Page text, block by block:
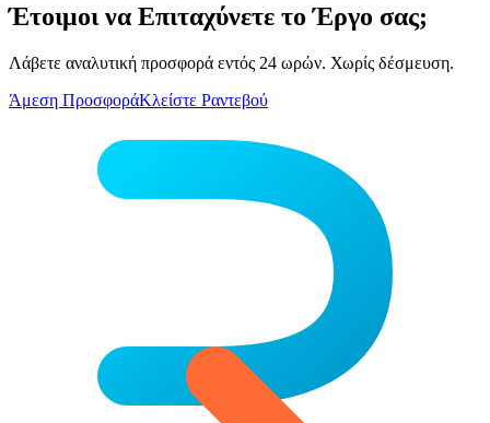
Έτοιμοι να Επιταχύνετε το Έργο σας;
Λάβετε αναλυτική προσφορά εντός 24 ωρών. Χωρίς δέσμευση.
Άμεση ΠροσφοράΚλείστε Ραντεβού